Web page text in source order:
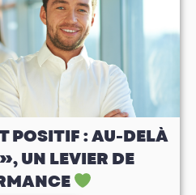
POSITIF : AU-DELÀ
UN LEVIER DE